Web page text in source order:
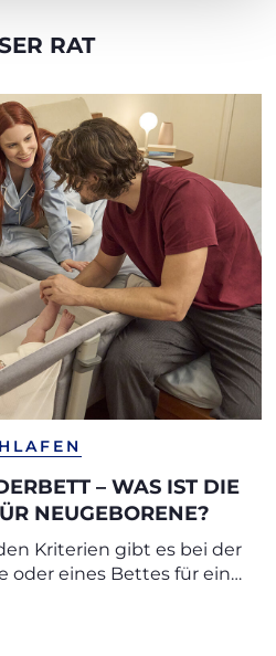
RAT
– WAS IST DIE
NEUGEBORENE?
Kriterien gibt es bei der
oder eines Bettes für ein